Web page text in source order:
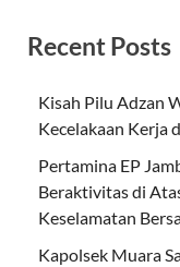
Recent Posts
Kisah Pilu Adzan
Kecelakaan Kerja
Pertamina EP
Beraktivitas di
Keselamatan
Kapolsek Muara